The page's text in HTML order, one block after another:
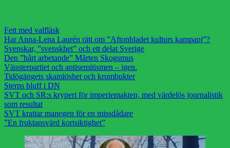
Fett med valfläsk
Har Anna-Lena Laurén rätt om ”Aftonbladet kulturs kampanj”?
Svenskar, ”svenskhet” och ett delat Sverige
Den ”hårt arbetande” Mårten Skogsmus
Vänsterpartiet och antisemitismen – igen.
Tidögängets skamlöshet och krumbukter
Sterns bluff i DN
SVT och SR:s kryperi för imperiemakten, med värdelös journalistik
som resultat
SVT krattar manegen för en missdådare
”En fruktansvärd kortsiktighet”